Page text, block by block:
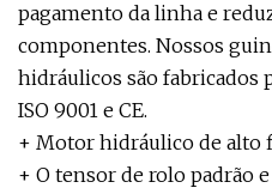
pagamento da linha e
componentes. Nossos
hidráulicos são fabricados
ISO 9001 e CE.
+ Motor hidráulico de alto
+ O tensor de rolo padrão